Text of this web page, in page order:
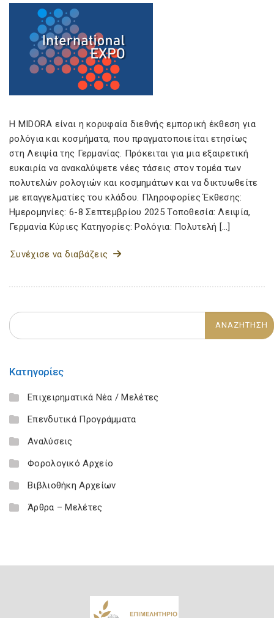
Η MIDORA είναι η κορυφαία διεθνής εμπορική έκθεση για
ρολόγια και κοσμήματα, που πραγματοποιείται ετησίως
στη Λειψία της Γερμανίας. Πρόκειται για μια εξαιρετική
ευκαιρία να ανακαλύψετε νέες τάσεις στον τομέα των
πολυτελών ρολογιών και κοσμημάτων και να δικτυωθείτε
με επαγγελματίες του κλάδου. Πληροφορίες Έκθεσης:
Ημερομηνίες: 6-8 Σεπτεμβρίου 2025 Τοποθεσία: Λειψία,
Γερμανία Κύριες Κατηγορίες: Ρολόγια: Πολυτελή […]
Συνέχισε να διαβάζεις
Κατηγορίες
Επιχειρηματικά Νέα / Μελέτες
Επενδυτικά Προγράμματα
Αναλύσεις
Φορολογικό Αρχείο
Βιβλιοθήκη Αρχείων
Άρθρα – Μελέτες